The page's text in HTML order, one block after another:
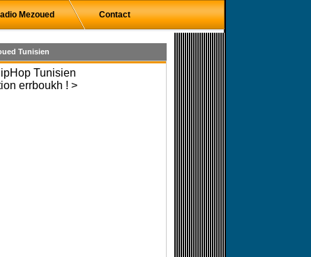
Mezoued Contact
Tunisien
Tunisien
errboukh ! >